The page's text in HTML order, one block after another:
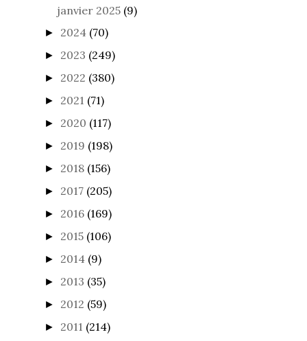
janvier 2025 (9)
► 2024 (70)
► 2023 (249)
► 2022 (380)
► 2021 (71)
► 2020 (117)
► 2019 (198)
► 2018 (156)
► 2017 (205)
► 2016 (169)
► 2015 (106)
► 2014 (9)
► 2013 (35)
► 2012 (59)
► 2011 (214)